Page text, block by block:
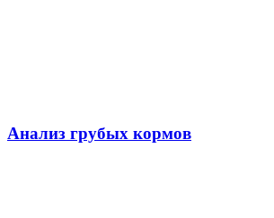
Анализ грубых кормов